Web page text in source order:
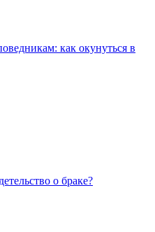
как окунуться в
о браке?